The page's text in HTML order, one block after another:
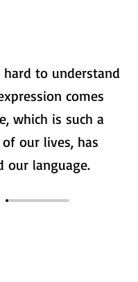
to understand
comes
which is such a
our lives, has
our language.